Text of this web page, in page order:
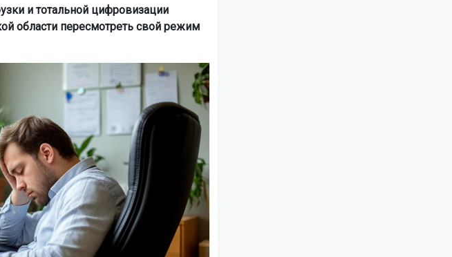
и тотальной цифровизации
области пересмотреть свой режим